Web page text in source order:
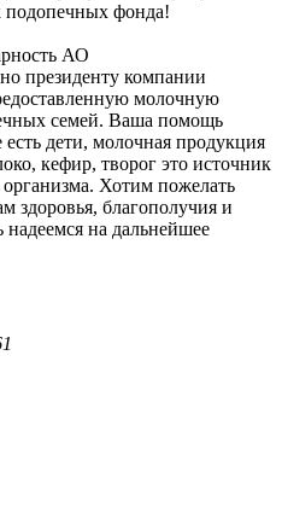
АО
президенту компании
молочную
семей. Ваша помощь
дети, молочная продукция
кефир, творог это источник
Хотим пожелать
здоровья, благополучия и
на дальнейшее